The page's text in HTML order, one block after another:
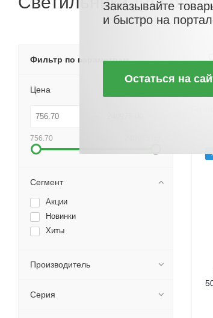
Фильтр по параметрам
Цена
756.70
Сегмент
Акции
Новинки
Хиты
Производитель
Серия
Заказывайте
и быстро на
Остаться на